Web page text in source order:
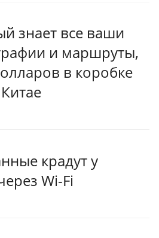
знает все ваши
и маршруты,
в коробке
крадут у
Wi-Fi